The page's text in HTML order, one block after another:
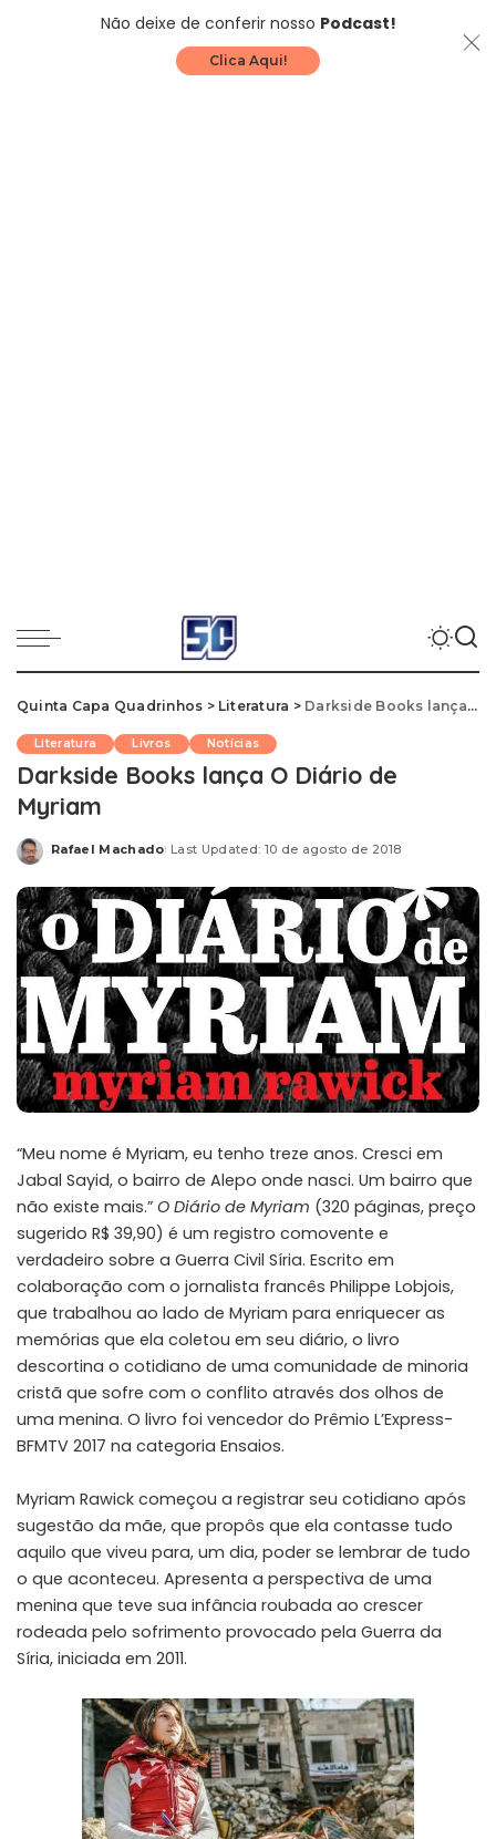
Não deixe de conferir nosso Podcast!
Clica Aqui!
Quinta Capa Quadrinhos > Literatura > Darkside Books lança O Diário de Myriam
Literatura Livros Notícias
Darkside Books lança O Diário de
Myriam
Posted
Rafael Machado Last Updated: 10 de agosto de 2018
“Meu nome é Myriam, eu tenho treze anos. Cresci em
Jabal Sayid, o bairro de Alepo onde nasci. Um bairro que
não existe mais.” O Diário de Myriam (320 páginas, preço
sugerido R$ 39,90) é um registro comovente e
verdadeiro sobre a Guerra Civil Síria. Escrito em
colaboração com o jornalista francês Philippe Lobjois,
que trabalhou ao lado de Myriam para enriquecer as
memórias que ela coletou em seu diário, o livro
descortina o cotidiano de uma comunidade de minoria
cristã que sofre com o conflito através dos olhos de
uma menina. O livro foi vencedor do Prêmio L’Express-
BFMTV 2017 na categoria Ensaios.
Myriam Rawick começou a registrar seu cotidiano após
sugestão da mãe, que propôs que ela contasse tudo
aquilo que viveu para, um dia, poder se lembrar de tudo
o que aconteceu. Apresenta a perspectiva de uma
menina que teve sua infância roubada ao crescer
rodeada pelo sofrimento provocado pela Guerra da
Síria, iniciada em 2011.